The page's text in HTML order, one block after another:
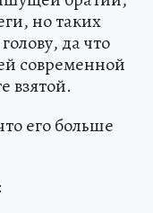
но таких
да что
современной
взятой.
его больше